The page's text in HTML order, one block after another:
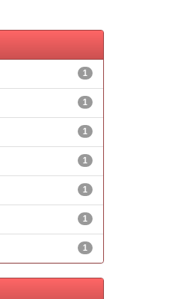
1
1
1
1
1
1
1